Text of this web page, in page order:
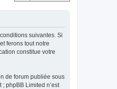
suivantes. Si
ferons tout notre
constitue votre
de forum publiée sous
phpBB Limited n’est